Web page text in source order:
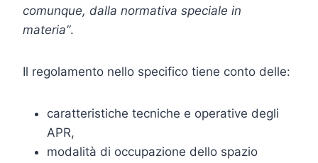
comunque, dalla normativa speciale in
materia”.
Il regolamento nello specifico tiene conto delle:
caratteristiche tecniche e operative degli
APR,
modalità di occupazione dello spazio